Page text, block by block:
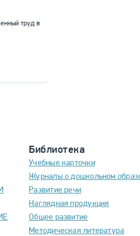
труд в
Библиотека
Учебные карточки
Журналы о дошкольном
Развитие речи
Наглядная продукция
Общее развитие
Методическая литература